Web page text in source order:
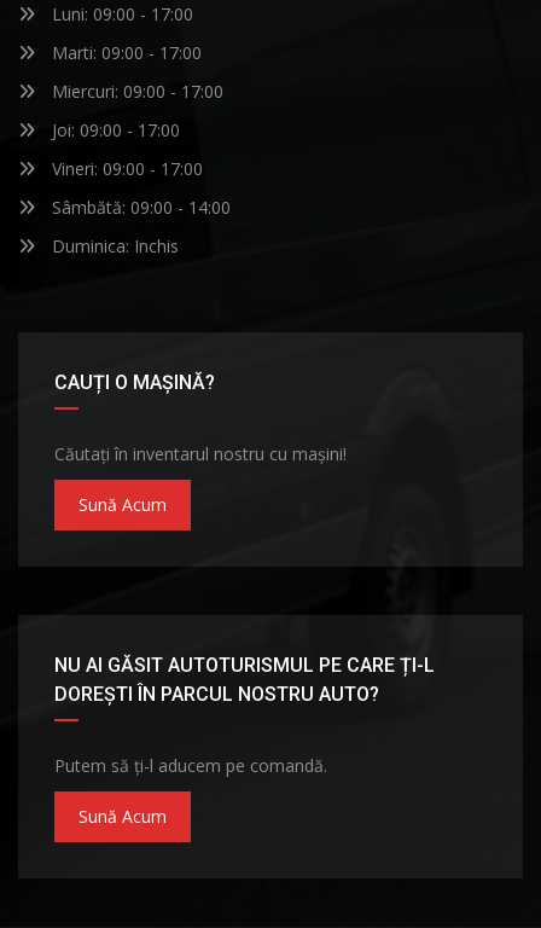
Luni: 09:00 - 17:00
Marti: 09:00 - 17:00
Miercuri: 09:00 - 17:00
Joi: 09:00 - 17:00
Vineri: 09:00 - 17:00
Sâmbătă: 09:00 - 14:00
Duminica: Inchis
CAUȚI O MAȘINĂ?
Căutați în inventarul nostru cu mașini!
Sună Acum
NU AI GĂSIT AUTOTURISMUL PE CARE ȚI-L
DOREȘTI ÎN PARCUL NOSTRU AUTO?
Putem să ți-l aducem pe comandă.
Sună Acum